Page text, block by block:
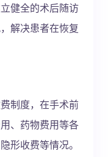
健全的术后随访
解决患者在恢复
制度，在手术前
、药物费用等各
形收费等情况。